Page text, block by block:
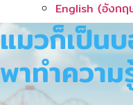
English (อังกฤ
แมวก็เป็นบ
พาทำความ